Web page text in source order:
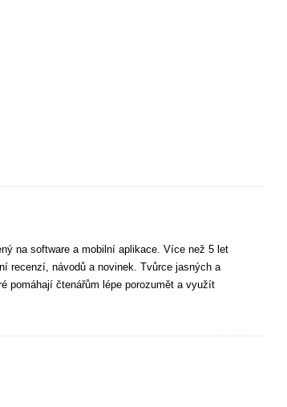
na software a mobilní aplikace. Více než 5 let
recenzí, návodů a novinek. Tvůrce jasných a
pomáhají čtenářům lépe porozumět a využít